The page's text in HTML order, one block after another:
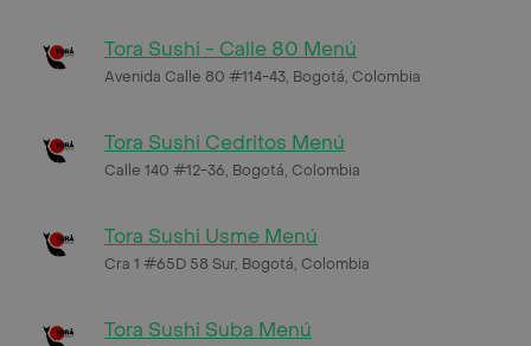
Tora Sushi - Calle 80 Menú
Avenida Calle 80 #114-43, Bogotá, Colombia
Tora Sushi Cedritos Menú
Calle 140 #12-36, Bogotá, Colombia
Tora Sushi Usme Menú
Cra 1 #65D 58 Sur, Bogotá, Colombia
Tora Sushi Suba Menú